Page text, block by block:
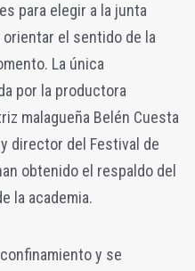
para elegir a la junta
el sentido de la
La única
por la productora
malagueña Belén Cuesta
director del Festival de
obtenido el respaldo del
la academia.
y se